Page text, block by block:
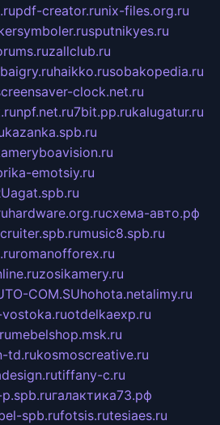
pdf-creator.runix-files.org.ru
sputnikyes.ru
zallclub.ru
haikko.rusobakopedia.ru
clock.net.ru
npf.net.ru7bit.pp.rukalugatur.ru
kazanka.spb.ru
emotsiy.ru
agat.spb.ru
hardware.org.ruсхема-авто.рф
music8.spb.ru
romanofforex.ru
zosikamery.ru
COM.SUhohota.netalimy.ru
otdelkaexp.ru
mebelshop.msk.ru
td.rukosmoscreative.ru
tiffany-c.ru
галактика73.рф
spb.rufotsis.rutesiaes.ru